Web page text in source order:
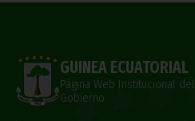
GUINEA ECUATORIAL
Página Web Institucional del
Gobierno